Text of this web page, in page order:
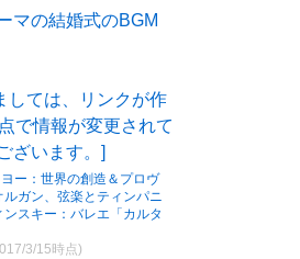
マの結婚式のBGM
ー：世界の創造＆プロヴ
ガン、弦楽とティンパニ
スキー：バレエ「カルタ
3/15時点)